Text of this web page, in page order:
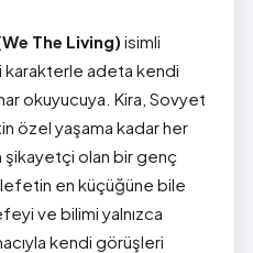
The Living) isimli
karakterle adeta kendi
okuyucuya. Kira, Sovyet
özel yaşama kadar her
şikayetçi olan bir genç
en küçüğüne bile
ve bilimi yalnızca
kendi görüşleri